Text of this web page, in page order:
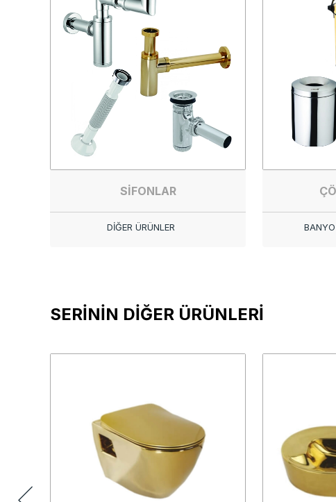
SİFONLAR
DİĞER ÜRÜNLER
SERİNİN DİĞER ÜRÜNLERİ